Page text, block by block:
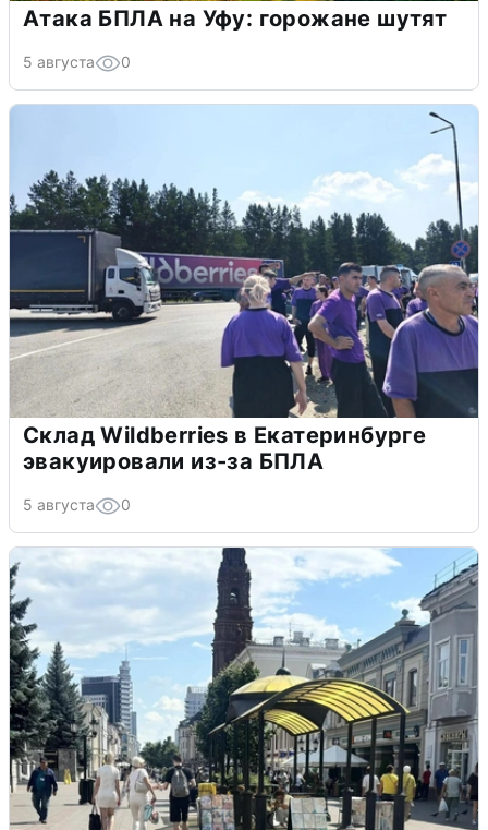
Атака БПЛА на Уфу: горожане шутят
5 августа 0
Склад Wildberries в Екатеринбурге
эвакуировали из-за БПЛА
5 августа 0